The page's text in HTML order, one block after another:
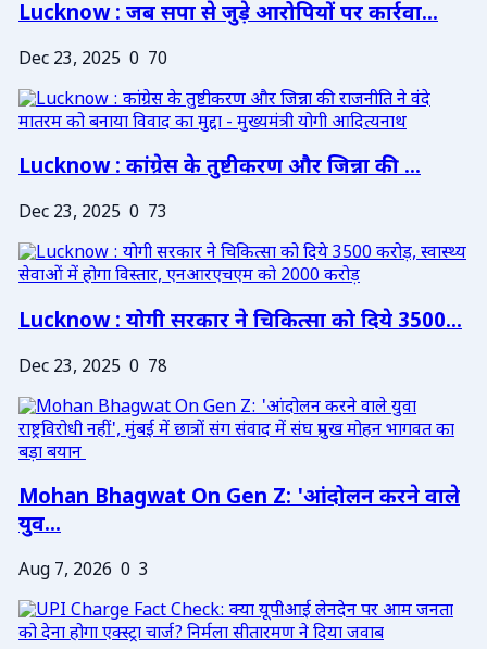
Lucknow : जब सपा से जुड़े आरोपियों पर कार्रवा...
Dec 23, 2025 0 70
Lucknow : कांग्रेस के तुष्टीकरण और जिन्ना की ...
Dec 23, 2025 0 73
Lucknow : योगी सरकार ने चिकित्सा को दिये 3500...
Dec 23, 2025 0 78
Mohan Bhagwat On Gen Z: 'आंदोलन करने वाले
युव...
Aug 7, 2026 0 3